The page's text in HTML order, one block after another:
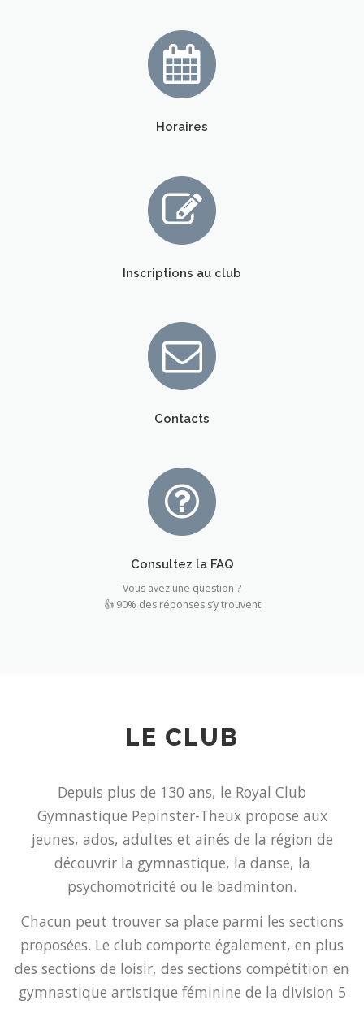
Horaires
Inscriptions au club
Contacts
Consultez la FAQ
Vous avez une question ?
👍 90% des réponses s’y trouvent
LE CLUB
Depuis plus de 130 ans, le Royal Club
Gymnastique Pepinster-Theux propose aux
jeunes, ados, adultes et ainés de la région de
découvrir la gymnastique, la danse, la
psychomotricité ou le badminton.
Chacun peut trouver sa place parmi les sections
proposées. Le club comporte également, en plus
des sections de loisir, des sections compétition en
gymnastique artistique féminine de la division 5